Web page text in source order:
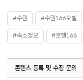
#수원 #수원166호텔
#숙소정보 #호텔166
콘텐츠 등록 및 수정 문의